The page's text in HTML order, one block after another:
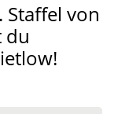
von
du